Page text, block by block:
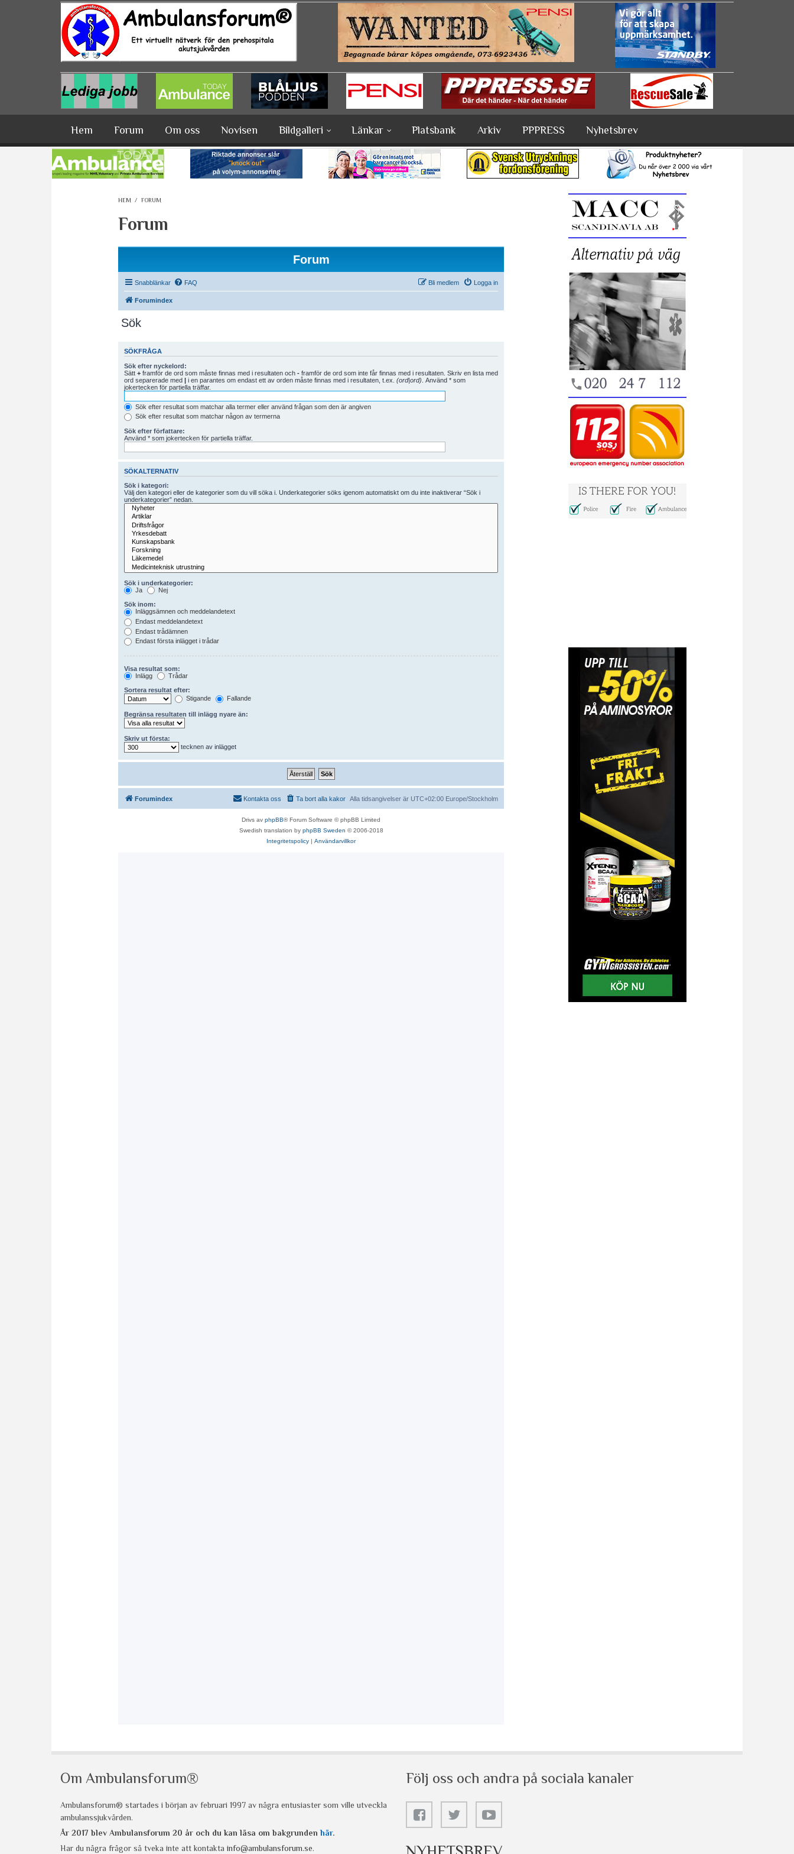
Hoppa till huvudinnehåll
Hem Forum Om oss Novisen Bildgalleri Länkar Platsbank Arkiv PPPRESS Nyhetsbrev
HEM / FORUM
Forum
Om Ambulansforum®
Ambulansforum® startades i början av februari 1997 av några entusiaster som ville utveckla
ambulanssjukvården.
År 2017 blev Ambulansforum 20 år och du kan läsa om bakgrunden här.
Har du några frågor så tveka inte att kontakta info@ambulansforum.se.
Följ oss och andra på sociala kanaler